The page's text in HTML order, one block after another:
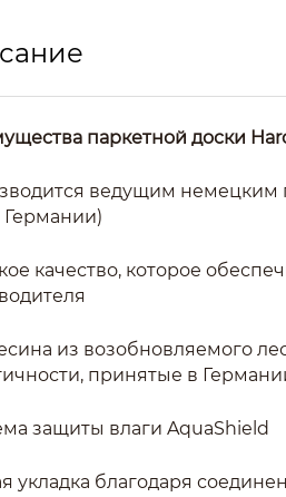
паркетной доски
ведущим немецким
качество, которое
из возобновляемого
принятые в
защиты влаги AquaShield
укладка благодаря